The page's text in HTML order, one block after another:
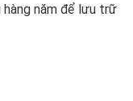
hàng năm để lưu trữ